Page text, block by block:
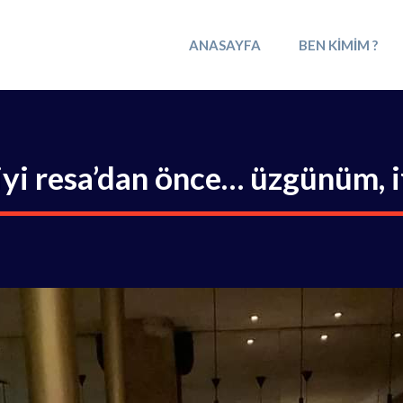
ANASAYFA BEN KIMIM ?
resa’dan önce… üzgünüm,